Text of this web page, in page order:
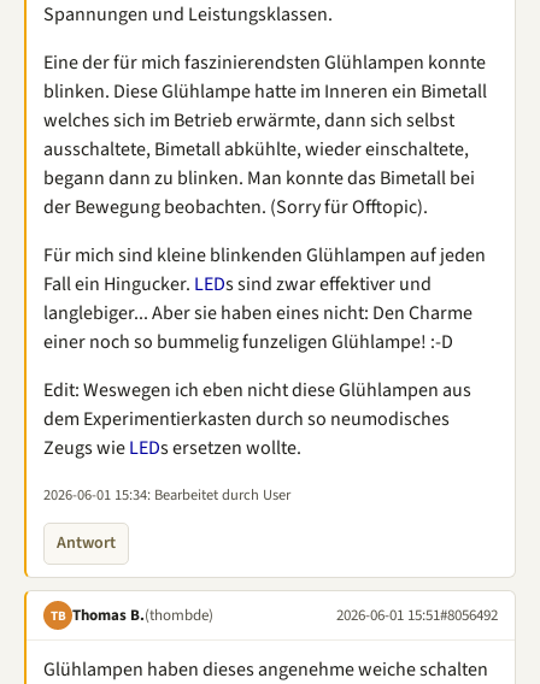
Spannungen und Leistungsklassen.
Eine der für mich faszinierendsten Glühlampen konnte
blinken. Diese Glühlampe hatte im Inneren ein Bimetall
welches sich im Betrieb erwärmte, dann sich selbst
ausschaltete, Bimetall abkühlte, wieder einschaltete,
begann dann zu blinken. Man konnte das Bimetall bei
der Bewegung beobachten. (Sorry für Offtopic).
Für mich sind kleine blinkenden Glühlampen auf jeden
Fall ein Hingucker. LEDs sind zwar effektiver und
langlebiger... Aber sie haben eines nicht: Den Charme
einer noch so bummelig funzeligen Glühlampe! :-D
Edit: Weswegen ich eben nicht diese Glühlampen aus
dem Experimentierkasten durch so neumodisches
Zeugs wieLEDs ersetzen wollte.
2026-06-01 15:34: Bearbeitet durch User
Antwort
TB Thomas B.(thombde) 2026-06-01 15:51#8056492
Glühlampen haben dieses angenehme weiche schalten